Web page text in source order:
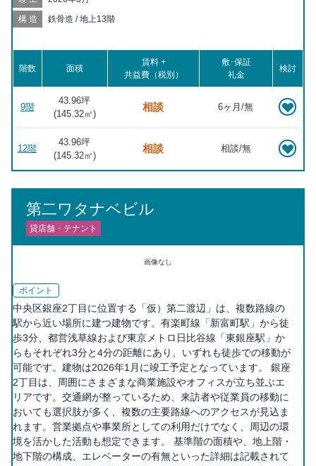
銀座一丁目 徒歩12分, 人形町 徒歩12分, 水天宮前 徒歩13分, 新富
町 徒歩13分, 新日本橋 徒歩13分, 有楽町 徒歩14分, 銀座 徒歩15
分, 浜町 徒歩19分, 馬喰横山 徒歩19分, 馬喰町 徒歩20分
構造 鉄骨造 / 地上13階
階数 面積
賃料 +
共益費（税別）
敷･保証
礼金
検討
9階
43.96坪
(145.32㎡)
相談 6ヶ月/無
12階
43.96坪
(145.32㎡)
相談 相談/無
第二ワタナベビル
貸店舗・テナント
画像なし
ポイント
中央区銀座2丁目に位置する「仮）第二渡辺」は、複数路線の
駅から近い場所に建つ建物です。有楽町線「新富町駅」から徒
歩3分、都営浅草線および東京メトロ日比谷線「東銀座駅」か
らもそれぞれ3分と4分の距離にあり、いずれも徒歩での移動が
可能です。建物は2026年1月に竣工予定となっています。 銀座
2丁目は、周囲にさまざまな商業施設やオフィスが立ち並ぶエ
リアです。交通網が整っているため、来訪者や従業員の移動に
おいても選択肢が多く、複数の主要路線へのアクセスが見込ま
れます。営業拠点や事業所としての利用だけでなく、周辺の環
境を活かした活動も想定できます。 基準階の面積や、地上階・
地下階の構成、エレベーターの有無といった詳細は記載されて